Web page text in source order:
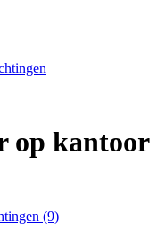
op kantoor
(9)